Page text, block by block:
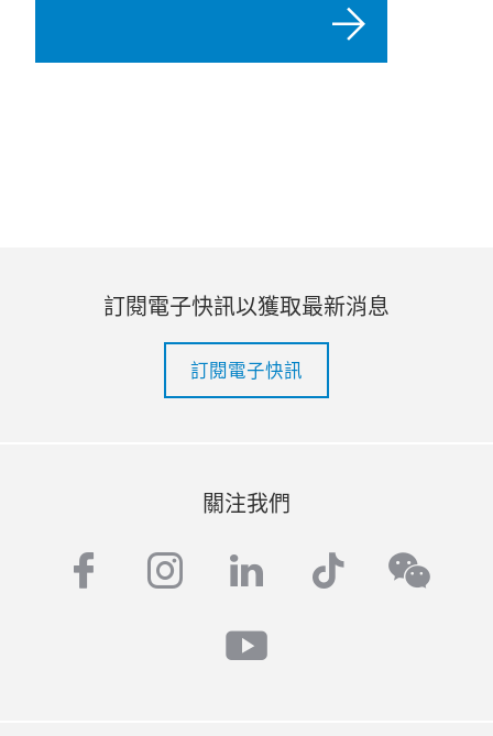
訂閱電子快訊以獲取最新消息
訂閱電子快訊
關注我們
facebook
instagram
linkedintiktok
youtube